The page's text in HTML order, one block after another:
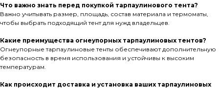
Что важно знать перед покупкой тарпаулинового тента?
Важно учитывать размер, площадь, состав материала и термоматы,
чтобы выбрать подходящий тент для нужд владельцев.
Какие преимущества огнеупорных тарпаулиновых тентов?
Огнеупорные тарпаулиновые тенты обеспечивают дополнительную
безопасность в время использования и устойчивы к высоким
температурам.
Как происходит доставка и установка ваших тарпаулиновых